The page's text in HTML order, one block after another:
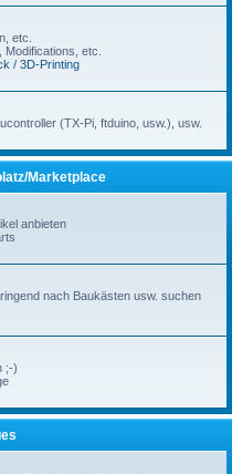
etc.
etc.
/ 3D-Printing
(TX-Pi, ftduino, usw.), usw.
Marketplace
anbieten
nach Baukästen usw. suchen
;-)